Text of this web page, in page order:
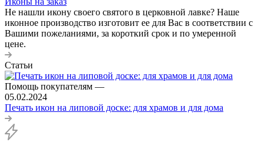
Не нашли икону своего святого в церковной лавке? Наше
иконное производство изготовит ее для Вас в соответствии с
Вашими пожеланиями, за короткий срок и по умеренной
цене.
Статьи
Помощь покупателям —
05.02.2024
Печать икон на липовой доске: для храмов и для дома